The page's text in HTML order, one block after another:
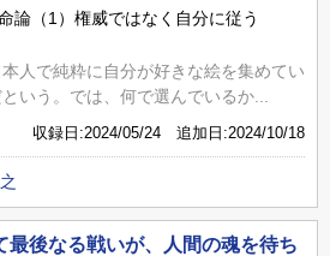
論（1）権威ではなく自分に従う
人で純粋に自分が好きな絵を集めてい
いう。では、何で選んでいるか...
収録日:2024/05/24 追加日:2024/10/18
最後なる戦いが、人間の魂を待ち